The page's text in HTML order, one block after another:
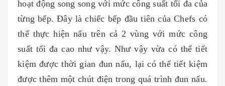
hoạt động song song với mức công suất tối đa của
từng bếp. Đây là chiếc bếp đầu tiên của Chefs có
thể thực hiện nấu trên cả 2 vùng với mức công
suất tối đa cao như vậy. Như vậy vừa có thể tiết
kiệm được thời gian đun nấu, lại có thể tiết kiệm
được thêm một chút điện trong quá trình đun nấu.